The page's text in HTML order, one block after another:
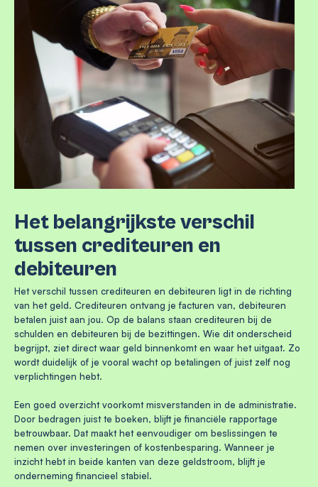
Het belangrijkste verschil
tussen crediteuren en
debiteuren
Het verschil tussen crediteuren en debiteuren ligt in de richting
van het geld. Crediteuren ontvang je facturen van, debiteuren
betalen juist aan jou. Op de balans staan crediteuren bij de
schulden en debiteuren bij de bezittingen. Wie dit onderscheid
begrijpt, ziet direct waar geld binnenkomt en waar het uitgaat. Zo
wordt duidelijk of je vooral wacht op betalingen of juist zelf nog
verplichtingen hebt.
Een goed overzicht voorkomt misverstanden in de administratie.
Door bedragen juist te boeken, blijft je financiële rapportage
betrouwbaar. Dat maakt het eenvoudiger om beslissingen te
nemen over investeringen of kostenbesparing. Wanneer je
inzicht hebt in beide kanten van deze geldstroom, blijft je
onderneming financieel stabiel.